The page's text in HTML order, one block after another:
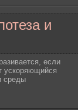
и
если
ускоряющийся
среды